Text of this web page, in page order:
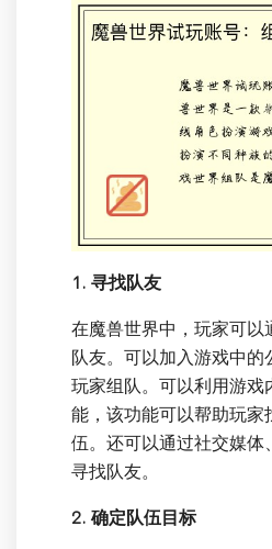
1. 寻找队友
在魔兽世界中，玩家可以
队友。可以加入游戏中的
玩家组队。可以利用游戏
能，该功能可以帮助玩家
伍。还可以通过社交媒体
寻找队友。
2. 确定队伍目标